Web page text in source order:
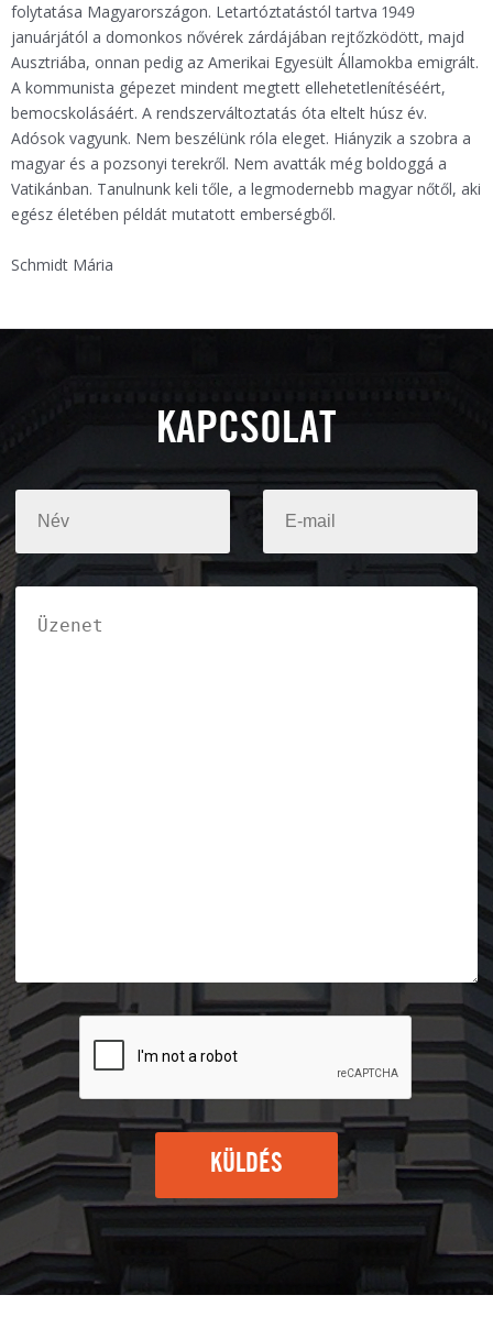
folytatása Magyarországon. Letartóztatástól tartva 1949
januárjától a domonkos nővérek zárdájában rejtőzködött, majd
Ausztriába, onnan pedig az Amerikai Egyesült Államokba emigrált.
A kommunista gépezet mindent megtett ellehetetlenítéséért,
bemocskolásáért. A rendszerváltoztatás óta eltelt húsz év.
Adósok vagyunk. Nem beszélünk róla eleget. Hiányzik a szobra a
magyar és a pozsonyi terekről. Nem avatták még boldoggá a
Vatikánban. Tanulnunk keli tőle, a legmodernebb magyar nőtől, aki
egész életében példát mutatott emberségből.
Schmidt Mária
KAPCSOLAT
KÜLDÉS